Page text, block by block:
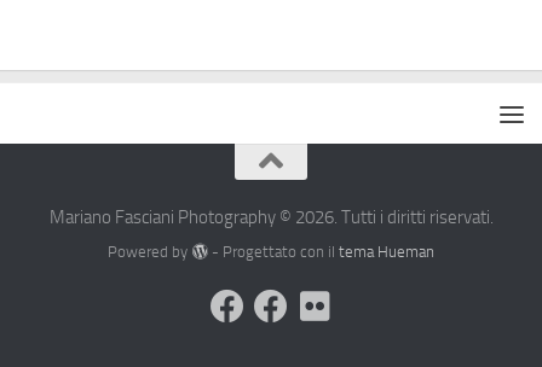
Mariano Fasciani Photography © 2026. Tutti i diritti riservati.
Powered by - Progettato con il tema Hueman